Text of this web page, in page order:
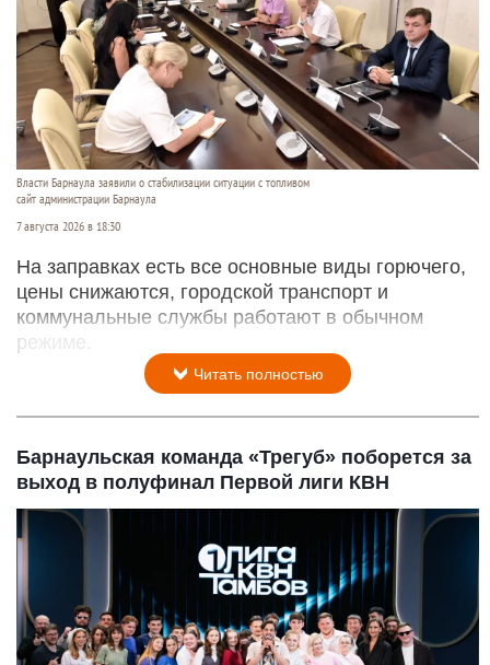
Власти Барнаула заявили о стабилизации ситуации с топливом
сайт администрации Барнаула
7 августа 2026 в 18:30
На заправках есть все основные виды горючего,
цены снижаются, городской транспорт и
коммунальные службы работают в обычном
режиме.
Читать полностью
Барнаульская команда «Трегуб» поборется за
выход в полуфинал Первой лиги КВН